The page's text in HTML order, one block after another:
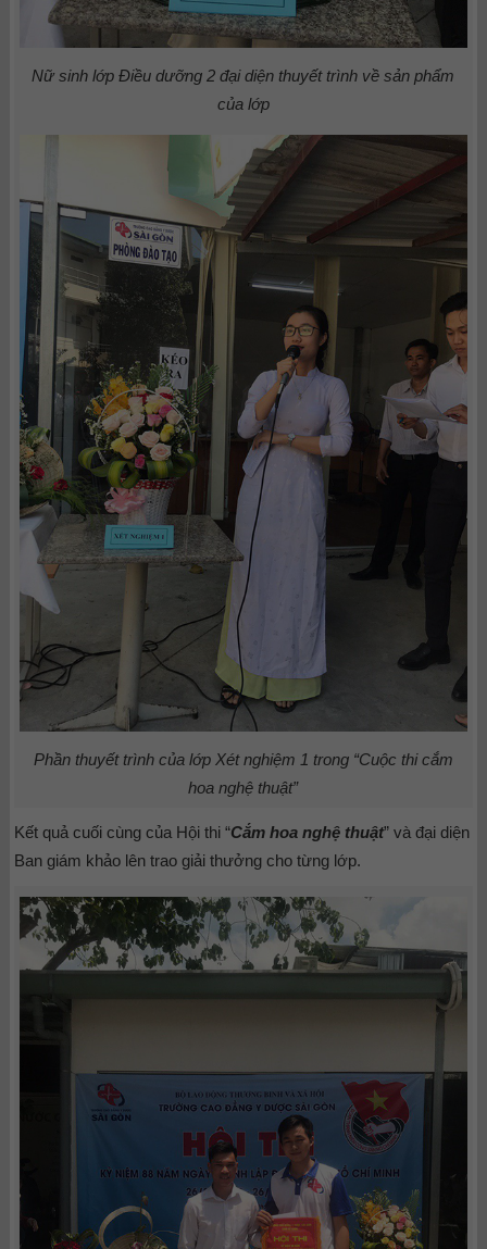
Nữ sinh lớp Điều dưỡng 2 đại diện thuyết trình về sản phẩm
của lớp
Phần thuyết trình của lớp Xét nghiệm 1 trong “Cuộc thi cắm
hoa nghệ thuật”
Kết quả cuối cùng của Hội thi “Cắm hoa nghệ thuật” và đại diện
Ban giám khảo lên trao giải thưởng cho từng lớp.